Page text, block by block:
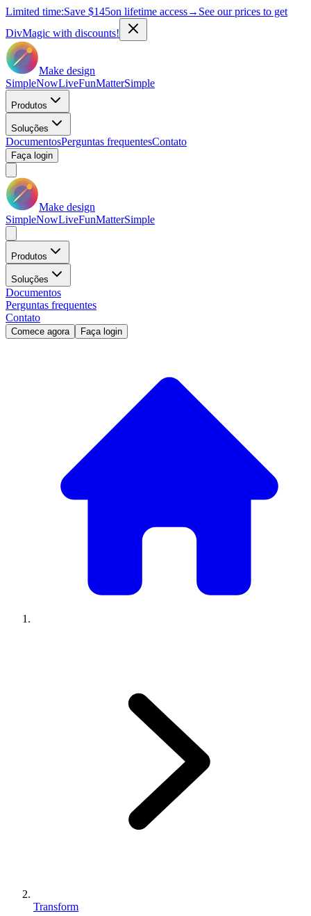
Limited time:Save $145on lifetime access→ See our prices to get
DivMagic with discounts!
Make design
SimpleNowLiveFunMatterSimple
Produtos
Soluções
DocumentosPerguntas frequentesContato
Faça login
Make design
SimpleNowLiveFunMatterSimple
Produtos
Soluções
Documentos
Perguntas frequentes
Contato
Comece agora Faça login
Transform